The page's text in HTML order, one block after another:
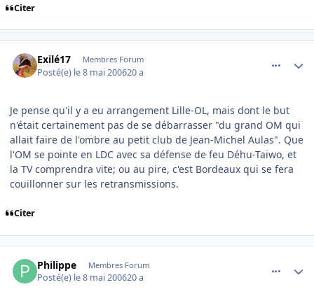
Citer
Exilé17 Membres Forum
Posté(e) le 8 mai 200620 a
Je pense qu'il y a eu arrangement Lille-OL, mais dont le but
n'était certainement pas de se débarrasser "du grand OM qui
allait faire de l'ombre au petit club de Jean-Michel Aulas". Que
l'OM se pointe en LDC avec sa défense de feu Déhu-Taiwo, et
la TV comprendra vite; ou au pire, c'est Bordeaux qui se fera
couillonner sur les retransmissions.
Citer
Philippe Membres Forum
Posté(e) le 8 mai 200620 a